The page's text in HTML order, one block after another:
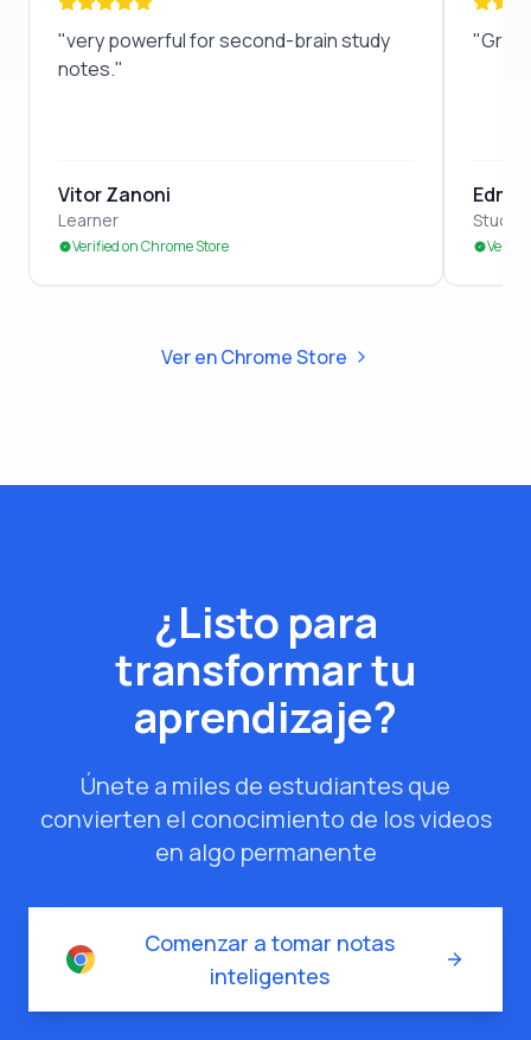
"very powerful for second-brain study notes.
"very powerful for second-brain study
notes."
Vitor Zanoni
Learner
Verified on Chrome Store
"
"
Ver en Chrome Store
¿Listo para
transformar tu
aprendizaje?
Únete a miles de estudiantes que
convierten el conocimiento de los videos
en algo permanente
Comenzar a tomar notas
inteligentes